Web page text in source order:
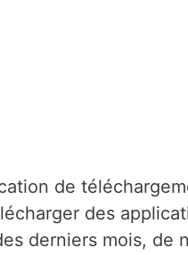
de
des
derniers mois, de